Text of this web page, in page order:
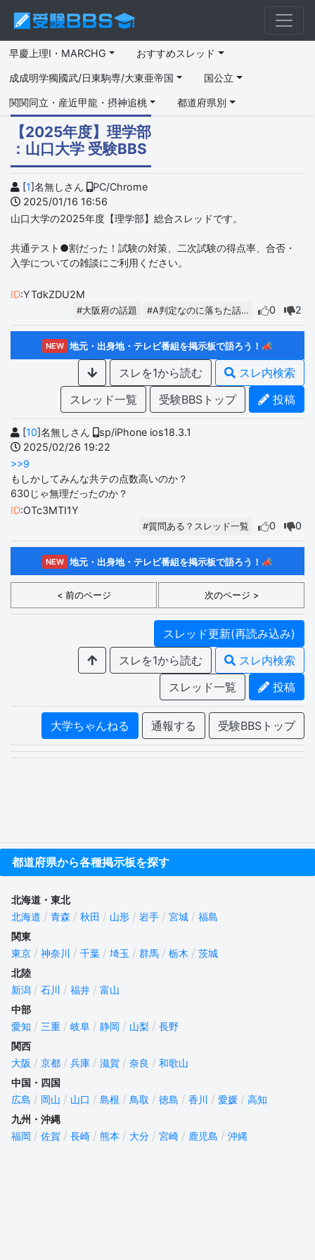
早慶上理I・MARCHG おすすめスレッド
成成明学獨國武/日東駒専/大東亜帝国 国公立
関関同立・産近甲龍・摂神追桃 都道府県別
【2025年度】理学部
：山口大学 受験BBS
[1]名無しさん
PC/Chrome
2025/01/16 16:56
山口大学の2025年度【理学部】総合スレッドです。
共通テスト●割だった！試験の対策、二次試験の得点率、合否・
入学についての雑談にご利用ください。
ID:YTdkZDU2M
#大阪府の話題 #A判定なのに落ちた話… 0 2
NEW 地元・出身地・テレビ番組を掲示板で語ろう！📣
スレを1から読む
スレ内検索
スレッド一覧
受験BBSトップ 投稿
[10]名無しさん
sp/iPhone ios18.3.1
2025/02/26 19:22
>>9
もしかしてみんな共テの点数高いのか？
630じゃ無理だったのか？
ID:OTc3MTI1Y
#質問ある？スレッド一覧 0 0
NEW 地元・出身地・テレビ番組を掲示板で語ろう！📣
< 前のページ 次のページ >
スレッド更新(再読み込み)
スレを1から読む
スレ内検索
スレッド一覧
投稿
大学ちゃんねる 通報する 受験BBSトップ
都道府県から各種掲示板を探す
北海道・東北
北海道
青森 秋田 山形 岩手 宮城
福島
関東
東京
神奈川 千葉 埼玉 群馬 栃木
茨城
北陸
新潟
石川 福井
富山
中部
愛知
三重 岐阜 静岡 山梨
長野
関西
大阪
京都 兵庫 滋賀 奈良
和歌山
中国・四国
広島
岡山 山口 島根 鳥取 徳島 香川 愛媛
高知
九州・沖縄
福岡
佐賀 長崎 熊本 大分 宮崎 鹿児島 沖縄